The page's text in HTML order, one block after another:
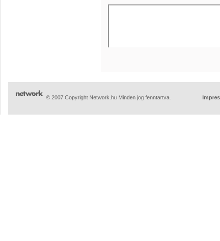
© 2007 Copyright Network.hu Minden jog fenntartva.